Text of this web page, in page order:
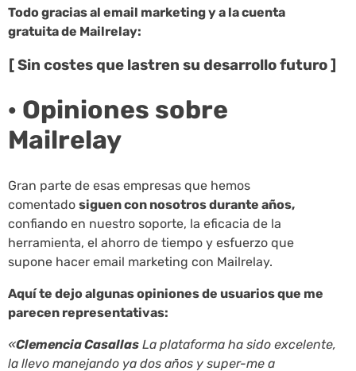
Todo gracias al email marketing y a la cuenta
gratuita de Mailrelay:
[ Sin costes que lastren su desarrollo futuro ]
· Opiniones sobre
Mailrelay
Gran parte de esas empresas que hemos
comentado siguen con nosotros durante años,
confiando en nuestro soporte, la eficacia de la
herramienta, el ahorro de tiempo y esfuerzo que
supone hacer email marketing con Mailrelay.
Aquí te dejo algunas opiniones de usuarios que me
parecen representativas:
«Clemencia Casallas La plataforma ha sido excelente,
la llevo manejando ya dos años y super-me a